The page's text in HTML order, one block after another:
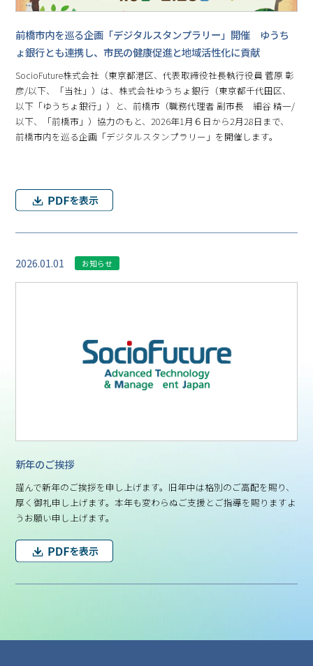
前橋市内を巡る企画「デジタルスタンプラリー」開催 ゆうち
ょ銀行とも連携し、市民の健康促進と地域活性化に貢献
SocioFuture株式会社（東京都港区、代表取締役社長執行役員 菅原 彰
彦/以下、「当社」）は、株式会社ゆうちょ銀行（東京都千代田区、
以下「ゆうちょ銀行」）と、前橋市（職務代理者 副市長 細谷 精一/
以下、「前橋市」）協力のもと、2026年1月６日から2月28日まで、
前橋市内を巡る企画「デジタルスタンプラリー」を開催します。
2026.01.01 お知らせ
新年のご挨拶
謹んで新年のご挨拶を申し上げます。旧年中は格別のご高配を賜り、
厚く御礼申し上げます。本年も変わらぬご支援とご指導を賜りますよ
うお願い申し上げます。